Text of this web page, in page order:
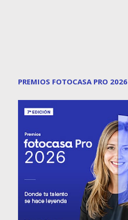
PREMIOS FOTOCASA PRO 2026